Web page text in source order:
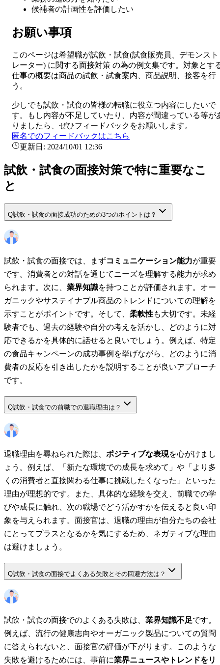
候補者の計画性を評価したい
お願い事項
このページは希望職が試飲・試食(試食販売員、デモンスト
レーター) に関する面接対策 の為の例文集です。対象とす
仕事の概要は商品の試飲・試食案内、商品説明、接客を行
う。
少しでも試飲・試食の皆様の転職に役立つ内容にしたいで
す。もし内容が不足していたり、内容が間違っている等が
りましたら、ぜひフィードバックをお願いします。
匿名でのフィードバックはこちら
更新日: 2024/10/01 12:36
試飲・試食の面接対策で特に重要なこ
と
Q試飲・試食の面接成功のための3つのポイントは？
試飲・試食の面接では、まずコミュニケーション能力が重要
です。消費者との対話を通じてニーズを理解する能力が求め
られます。次に、 業界知識を持つことが評価されます。オー
ガニックやサステイナブル商品のトレンドについての理解を
示すことがポイントです。そして、 柔軟性も大切です。未経
験者でも、過去の経験や自分の考えを活かし、どのように対
応できるかを具体的に話せると良いでしょう。例えば、特定
の食品キャンペーンの成功事例を挙げながら、どのように消
費者の反応を引き出したかを説明することが良いアプローチ
です。
Q試飲・試食での前職での退職理由は？
退職理由を尋ねられた際は、 ポジティブな表現を心がけまし
ょう。例えば、「新たな環境での成長を求めて」や「より多
くの消費者と直接関わる仕事に挑戦したくなった」といった
理由が理想的です。また、具体的な経験を交え、前職での学
びや成長に触れ、次の職場でどう活かすかを伝えると良い印
象を与えられます。面接官は、退職の理由が自分たちの会社
にとってプラスとなるかを気にするため、ネガティブな理由
は避けましょう。
Q試飲・試食の面接でよくある失敗とその回避方法は？
試飲・試食の面接でのよくある失敗は、 業界知識不足です。
例えば、流行の健康志向やオーガニック製品についての質問
に答えられないと、面接官の評価が下がります。このような
失敗を避けるためには、事前に業界ニュースやトレンドをリ